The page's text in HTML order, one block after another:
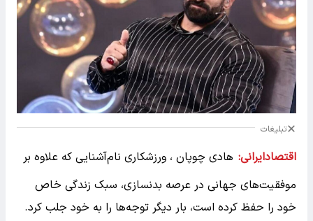
تبلیغات
اقتصادایرانی: هادی چوپان ، ورزشکاری نام‌آشنایی که علاوه بر
موفقیت‌های جهانی در عرصه بدنسازی، سبک زندگی خاص
خود را حفظ کرده است، بار دیگر توجه‌ها را به خود جلب کرد.